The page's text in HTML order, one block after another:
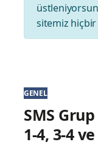
sitemiz
GENEL
SMS
1-4, 3-4